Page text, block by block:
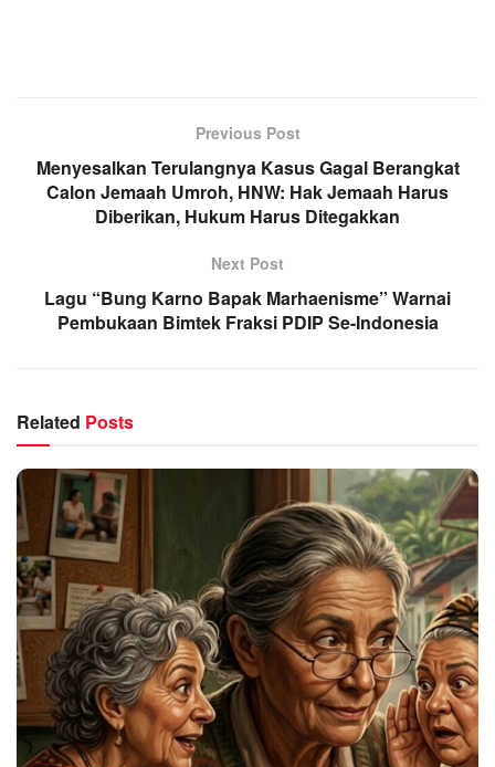
Previous Post
Menyesalkan Terulangnya Kasus Gagal Berangkat
Calon Jemaah Umroh, HNW: Hak Jemaah Harus
Diberikan, Hukum Harus Ditegakkan
Next Post
Lagu “Bung Karno Bapak Marhaenisme” Warnai
Pembukaan Bimtek Fraksi PDIP Se-Indonesia
Related Posts